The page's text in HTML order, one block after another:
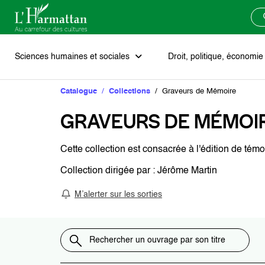
Sciences humaines et sociales
Philosophie
Religion et spiritualités
Droit, politique, économie
Sciences politiques et géopolitique
Littérature de fiction
Récits de vie - Témoignages
Russie et états fédérés
Soumettre un manuscrit
Vivons les mots
Nos collections
Catalogue Collections Graveurs de Mémoire
GRAVEURS DE
Cette collection est consacrée à l'édition de
Collection dirigée par : Jérôme Martin
M’alerter sur les sorties